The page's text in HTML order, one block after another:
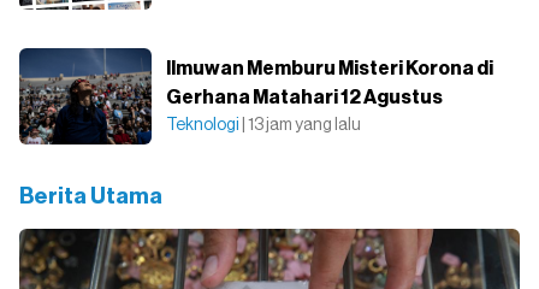
Ilmuwan Memburu Misteri Korona di
Gerhana Matahari 12 Agustus
Teknologi | 13 jam yang lalu
Berita Utama